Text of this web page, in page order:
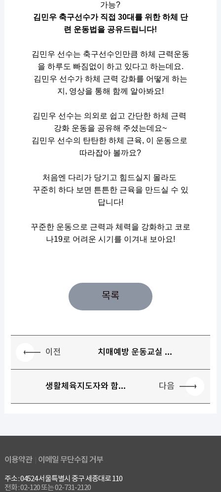
가능?
김민우 축구선수가 직접 30대를 위한 하체 단
련 운동법을 공유드립니다!
김민우 선수는 축구선수인만큼 하체 근력운동
을 하루도 빠짐없이 하고 있다고 하는데요.
김민우 선수가 하체 근력 강화를 어떻게 하는
지, 영상을 통해 함께 알아봐요!
김민우 선수는 의외로 쉽고 간단한 하체 근력
강화 운동을 공유해 주셨는데요~
김민우 선수의 탄탄한 하체 근육, 이 운동으로
따라잡아 볼까요?
처음엔 다리가 당기고 힘드실지 몰라도
꾸준히 하다 보면 튼튼한 근육을 만드실 수 있
답니다!
꾸준한 운동으로 근력과 체력을 강화하고 코로
나19로 어려운 시기를 이겨내 보아요!
목록
이전 치매예방 운동교실 ...
생활체육지도자와 함... 다음
이용약관 이메일 무단수집 거부
주소 : 04524 서울특별시 중구 세종대로 110
전화 : 02-120 또는 02-731-2120